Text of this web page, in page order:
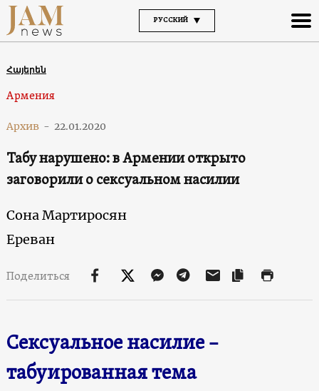
РУССКИЙ
Հայերեն
Армения
Архив - 22.01.2020
Табу нарушено: в Армении открыто
заговорили о сексуальном насилии
Сона Мартиросян
Ереван
Поделиться
Сексуальное насилие –
табуированная тема